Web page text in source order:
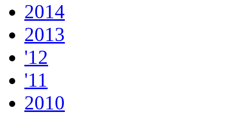
2014
2013
'12
'11
2010